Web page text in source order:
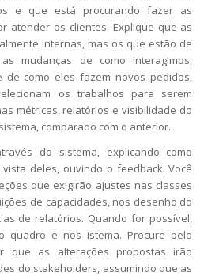
e que está procurando fazer as
atender os clientes. Explique que as
internas, mas os que estão de
mudanças de como interagimos,
de como eles fazem novos pedidos,
os trabalhos para serem
métricas, relatórios e visibilidade do
comparado com o anterior.
do sistema, explicando como
deles, ouvindo o feedback. Você
que exigirão ajustes nas classes
de capacidades, nos desenho do
de relatórios. Quando for possível,
quadro e nos istema. Procure pelo
que as alterações propostas irão
do stakeholders, assumindo que as